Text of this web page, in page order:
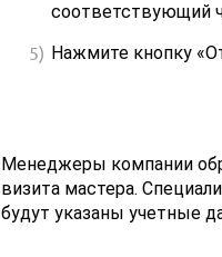
соответствующий
Нажмите кнопку
Менеджеры компании
визита мастера.
будут указаны учетные